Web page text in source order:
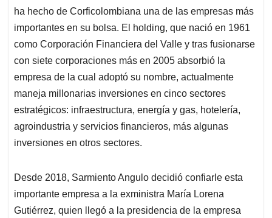
p
k
n
ha hecho de Corficolombiana una de las empresas más
importantes en su bolsa. El holding, que nació en 1961
como Corporación Financiera del Valle y tras fusionarse
con siete corporaciones más en 2005 absorbió la
empresa de la cual adoptó su nombre, actualmente
maneja millonarias inversiones en cinco sectores
estratégicos: infraestructura, energía y gas, hotelería,
agroindustria y servicios financieros, más algunas
inversiones en otros sectores.
Desde 2018, Sarmiento Angulo decidió confiarle esta
importante empresa a la exministra María Lorena
Gutiérrez, quien llegó a la presidencia de la empresa